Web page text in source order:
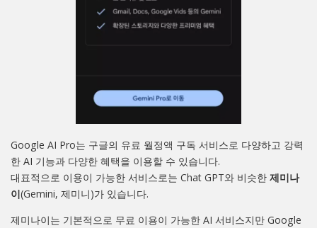
Google AI Pro는 구글의 유료 월정액 구독 서비스로 다양하고 강력
한 AI 기능과 다양한 혜택을 이용할 수 있습니다.
대표적으로 이용이 가능한 서비스로는 Chat GPT와 비슷한 제미나
이(Gemini, 제미니)가 있습니다.
제미나이는 기본적으로 무료 이용이 가능한 AI 서비스지만 Google